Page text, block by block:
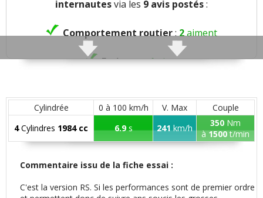
internautesvia les 9 avis postés:
Comportement routier:2aiment
Freinage:1aime
Confort global:4aiment2n'aiment pas
Confort des sièges:1aime1n'aime pas
Cylindrée 0 à 100 km/h V. Max
Couple
4Cylindres 1984 cc 6.9s 241km/h 350 Nm
à1500t/min
Commentaire issu de la fiche essai :
C'est la version RS. Si les performances sont de premier ordre